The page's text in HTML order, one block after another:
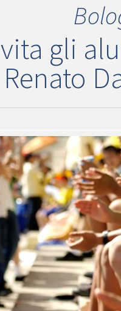
gli
Renato